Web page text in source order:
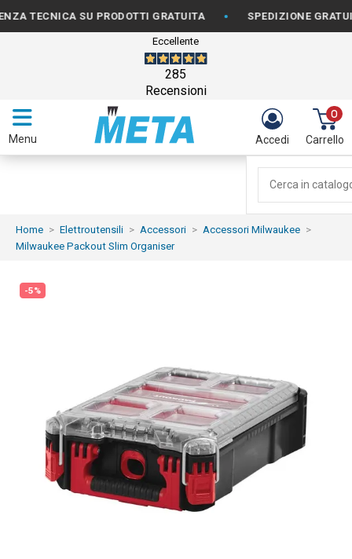
TECNICA SU PRODOTTI GRATUITA • SPEDIZIONE GRATUITA
Eccellente
285
Recensioni
Menu Accedi
0
Carrello
Home Elettroutensili Accessori
Accessori Milwaukee
Milwaukee Packout Slim Organiser
-5%